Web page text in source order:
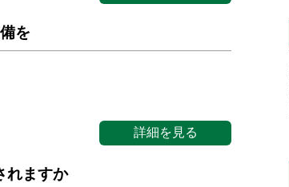
を
詳細を見る
れますか